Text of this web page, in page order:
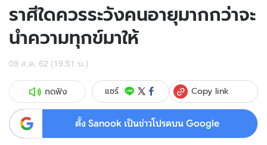
ราศีใดควรระวังคนอายุมากกว่าจะ
นำความทุกข์มาให้
09 ส.ค. 62 (19:51 น.)
กดฟัง แชร์ Copy link
ตั้ง Sanook เป็นข่าวโปรดบน Google